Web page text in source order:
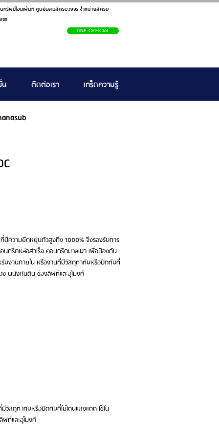
ทรัพย์โฮมเพ้นท์ ศูนย์ผสมสีครบวงจร จำหน่ายสีครบ
จร
LINE OFFICIAL
น ติดต่อเรา เกร็ดความรู้
ที่มีความยืดหยุ่นตัวสูงถึง 1000% จึงรองรับการ
นกรีตหล่อสำเร็จ คอนกรีตมวลเบา เพื่อป้องกัน
รับงานภายใน หรืองานที่มีวัสดุทาทับหรือปิดทับที่
ง ผนังกันดิน ช่องลิฟท์และอุโมงค์
วัสดุทาทับหรือปิดทับที่ไม่โดนแสงแดด ใช้ใน
ท์และอุโมงค์